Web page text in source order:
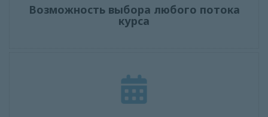
Возможность выбора любого потока
курса